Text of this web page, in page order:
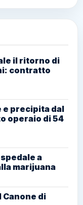
il ritorno di
contratto
e precipita dal
operaio di 54
a
marijuana
Canone di